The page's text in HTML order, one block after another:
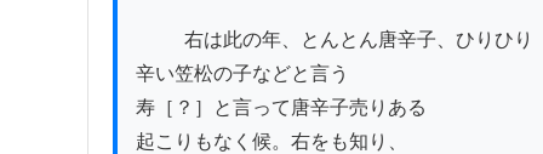
辛い笠松の子などと言う
寿［？］と言って唐辛子売りある
起こりもなく候。右をも知り、